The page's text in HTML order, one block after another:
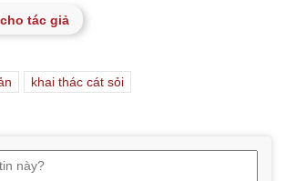
tác giả
khai thác cát sỏi